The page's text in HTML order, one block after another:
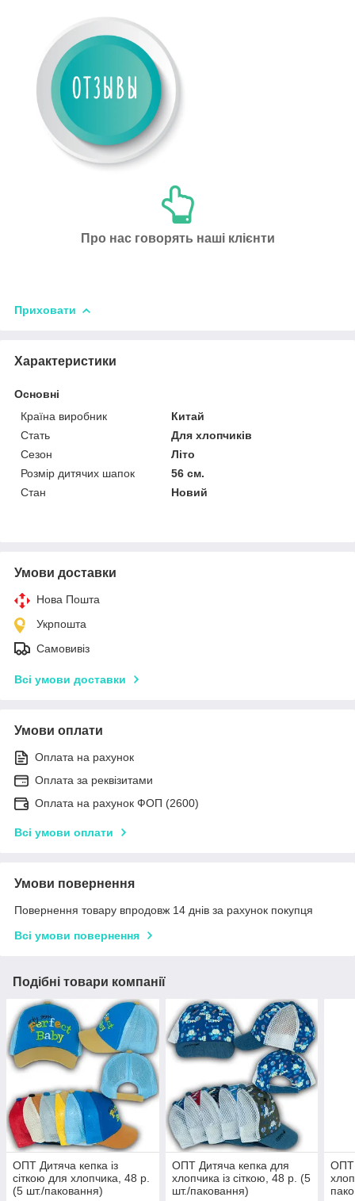
Про нас говорять наші клієнти
Приховати
Характеристики
Основні
Країна виробник
Китай
Стать
Для хлопчиків
Сезон
Літо
Розмір дитячих шапок
56 см.
Стан
Новий
Умови доставки
Нова Пошта
Укрпошта
Самовивіз
Всі умови доставки
Умови оплати
Оплата на рахунок
Оплата за реквізитами
Оплата на рахунок ФОП (2600)
Всі умови оплати
Умови повернення
Повернення товару впродовж 14 днів за рахунок покупця
Всі умови повернення
Подібні товари компанії
ОПТ Дитяча кепка із
сіткою для хлопчика, 48 р.
(5 шт./паковання)
ОПТ Дитяча кепка для
хлопчика із сіткою, 48 р. (5
шт./паковання)
ОПТ